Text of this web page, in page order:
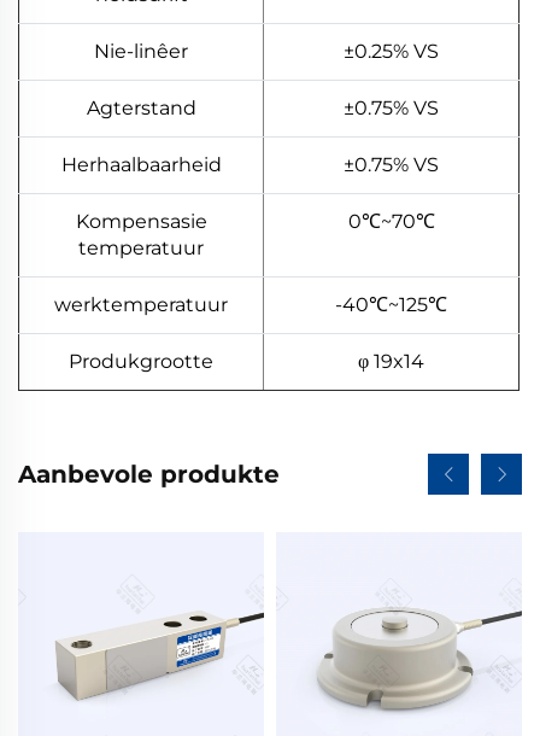
Nie-linêer ±0.25% VS
Agterstand ±0.75% VS
Herhaalbaarheid ±0.75% VS
Kompensasie
temperatuur
0℃~70℃
werktemperatuur -40℃~125℃
Produkgrootte φ 19x14
Aanbevole produkte